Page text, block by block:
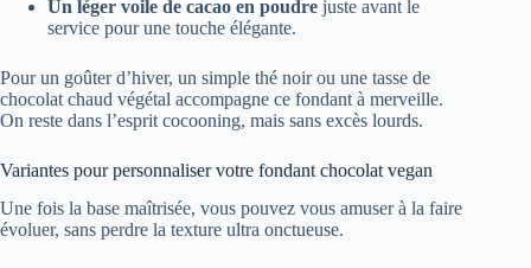
Un léger voile de cacao en poudre juste avant le
service pour une touche élégante.
Pour un goûter d’hiver, un simple thé noir ou une tasse de
chocolat chaud végétal accompagne ce fondant à merveille.
On reste dans l’esprit cocooning, mais sans excès lourds.
Variantes pour personnaliser votre fondant chocolat vegan
Une fois la base maîtrisée, vous pouvez vous amuser à la faire
évoluer, sans perdre la texture ultra onctueuse.